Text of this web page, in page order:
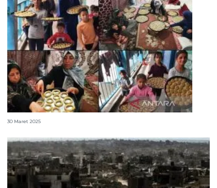
Hari pertama lebaran, Israel gempur Jalur Gaza
30 Maret 2025